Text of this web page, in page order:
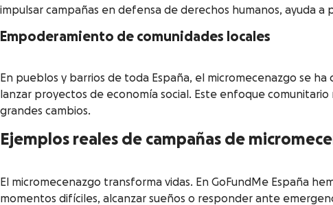
impulsar campañas en defensa de derechos humanos, ayuda
Empoderamiento de comunidades locales
En pueblos y barrios de toda España, el micromecenazgo se
lanzar proyectos de economía social. Este enfoque
grandes cambios.
Ejemplos reales de campañas de
El micromecenazgo transforma vidas. En GoFundMe España
momentos difíciles, alcanzar sueños o responder ante